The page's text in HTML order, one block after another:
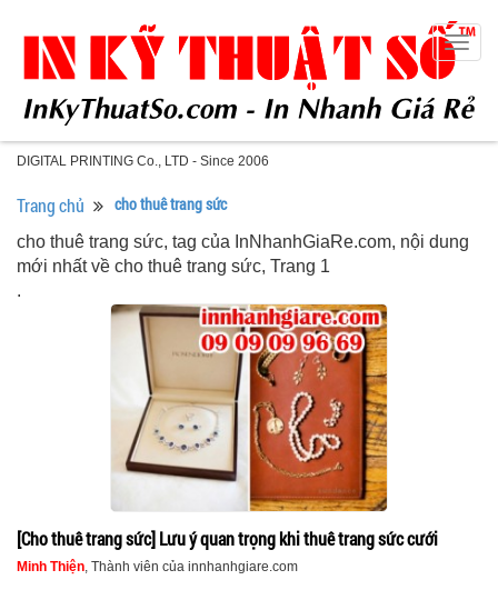
DIGITAL PRINTING Co., LTD - Since 2006
Trang chủ cho thuê trang sức
cho thuê trang sức, tag của InNhanhGiaRe.com, nội dung
mới nhất về cho thuê trang sức, Trang 1
.
[Cho thuê trang sức] Lưu ý quan trọng khi thuê trang sức cưới
Minh Thiện, Thành viên của innhanhgiare.com